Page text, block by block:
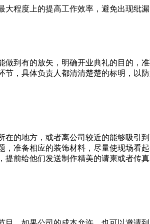
程度上的提高工作效率，避免出现纰漏
到有的放矢，明确开业典礼的目的，
，具体负责人都清清楚楚的标明，以
的地方，或者离公司较近的能够吸引
准备相应的装饰材料，尽量使现场看
前给他们发送制作精美的请柬或者传